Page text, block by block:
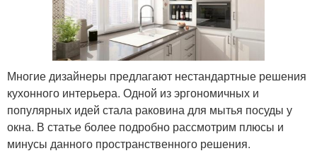
Многие дизайнеры предлагают нестандартные решения
кухонного интерьера. Одной из эргономичных и
популярных идей стала раковина для мытья посуды у
окна. В статье более подробно рассмотрим плюсы и
минусы данного пространственного решения.